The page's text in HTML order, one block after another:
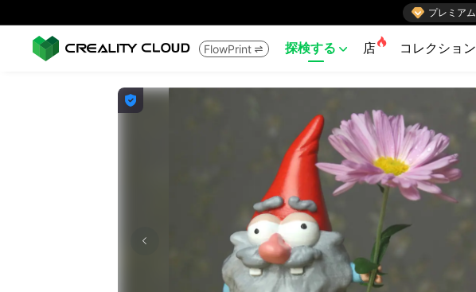
 プレミアム
FlowPrint  探検する  店 コレクション
